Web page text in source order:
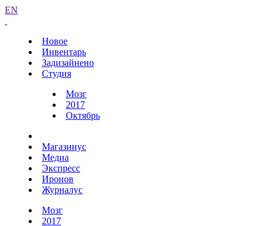
EN
Новое
Инвентарь
Задизайнено
Студия
Мозг
2017
Октябрь
Магазинус
Медиа
Экспресс
Иронов
Журналус
Мозг
2017